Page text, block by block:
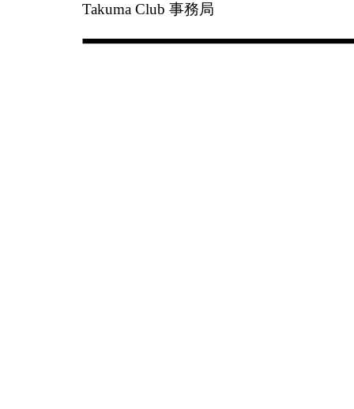
Takuma Club 事務局